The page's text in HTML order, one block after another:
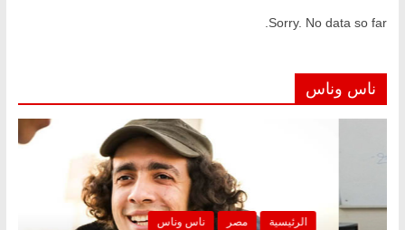
Sorry. No data so far.
ناس وناس
الرئيسية ناس وناس